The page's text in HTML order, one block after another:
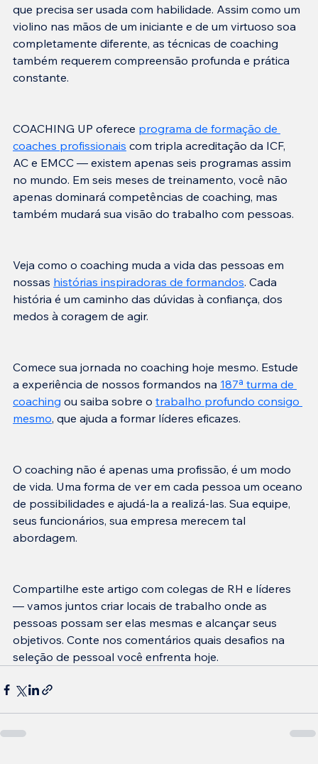
que precisa ser usada com habilidade. Assim como um
violino nas mãos de um iniciante e de um virtuoso soa
completamente diferente, as técnicas de coaching
também requerem compreensão profunda e prática
COACHING UP oferece programa de formação de
coaches profissionais com tripla acreditação da ICF,
AC e EMCC — existem apenas seis programas assim
no mundo. Em seis meses de treinamento, você não
apenas dominará competências de coaching, mas
Veja como o coaching muda a vida das pessoas em
nossas histórias inspiradoras de formandos. Cada
história é um caminho das dúvidas à confiança, dos
Comece sua jornada no coaching hoje mesmo. Estude
a experiência de nossos formandos na 187ª turma de
coaching ou saiba sobre o trabalho profundo consigo
mesmo
O coaching não é apenas uma profissão, é um modo
de vida. Uma forma de ver em cada pessoa um oceano
de possibilidades e ajudá-la a realizá-las. Sua equipe,
seus funcionários, sua empresa merecem tal
Compartilhe este artigo com colegas de RH e líderes
— vamos juntos criar locais de trabalho onde as
pessoas possam ser elas mesmas e alcançar seus
objetivos. Conte nos comentários quais desafios na
seleção de pessoal você enfrenta hoje.